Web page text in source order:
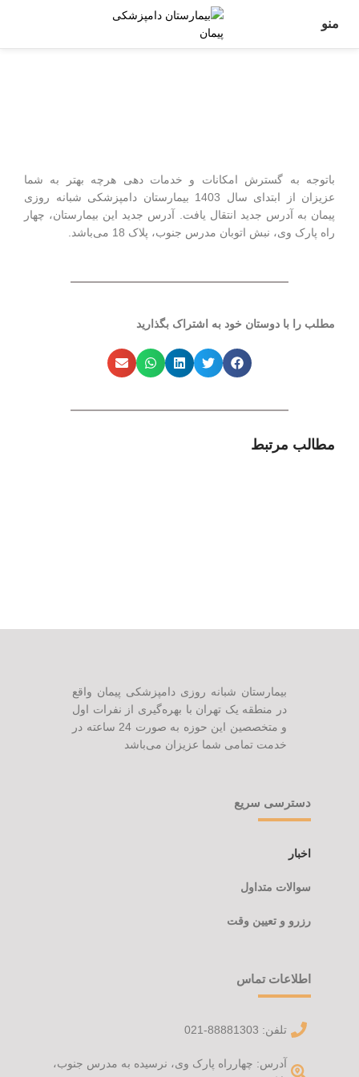
منو
باتوجه به گسترش امکانات و خدمات دهی هرچه بهتر به شما
عزیزان از ابتدای سال 1403 بیمارستان دامپزشکی شبانه روزی
پیمان به آدرس جدید انتقال یافت. آدرس جدید این بیمارستان، چهار
راه پارک وی، نبش اتوبان مدرس جنوب، پلاک 18 می‌باشد.
مطلب را با دوستان خود به اشتراک بگذارید
مطالب مرتبط
بیمارستان شبانه روزی دامپزشکی پیمان واقع
در منطقه یک تهران با بهره‌گیری از نفرات اول
و متخصصین این حوزه به صورت 24 ساعته در
خدمت تمامی شما عزیزان می‌باشد
دسترسی سریع
اخبار
سوالات متداول
رزرو و تعیین وقت
اطلاعات تماس
تلفن: 88881303-021
آدرس: چهارراه پارک وی، نرسیده به مدرس جنوب،